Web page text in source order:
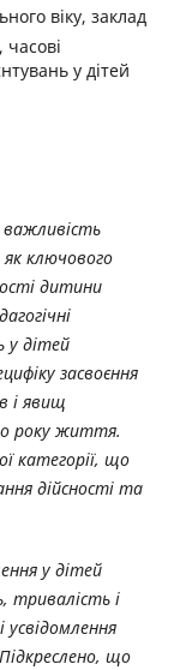
віку, заклад
часові
у дітей
як ключового
дитини
у дітей
засвоєння
і явищ
року життя.
категорії, що
дійсності та
у дітей
тривалість і
що